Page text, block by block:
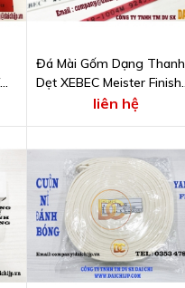
Đá Mài Gốm Dạng Thanh
Dẹt XEBEC Meister Finish
#400 AO-3004M
liên hệ